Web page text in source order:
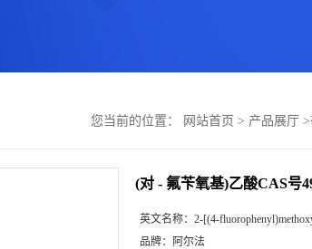
您当前的位置： 网站首页 > 产品展厅 >
(对 - 氟苄氧基)乙酸CAS号
英文名称： 2-[(4-
品牌： 阿尔法